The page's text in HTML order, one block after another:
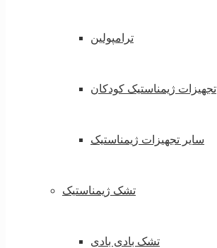
ترامپولین
تجهیزات ژیمناستیک کودکان
سایر تجهیزات ژیمناستیک
تشک ژیمناستیک
تشک بادی بادی